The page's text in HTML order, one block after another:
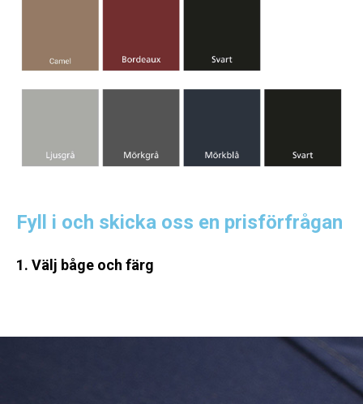
Fyll i och skicka oss en prisförfrågan
1. Välj båge och färg